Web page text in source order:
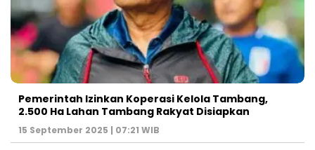
Pemerintah Izinkan Koperasi Kelola Tambang,
2.500 Ha Lahan Tambang Rakyat Disiapkan
15 September 2025 | 07:21 WIB